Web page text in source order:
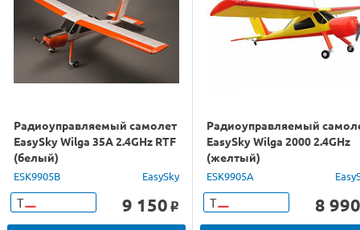
Радиоуправляемый самолет
EasySky Wilga 35A 2.4GHz RTF
(белый)
ESK9905B EasySky
Т 9 150 o
Радиоуправляемый
EasySky Wilga 2000 2.4GHz
(желтый)
ESK9905A
Т 8 990